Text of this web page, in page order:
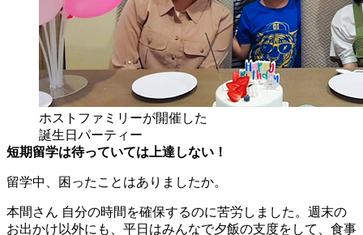
ホストファミリーが開催した
誕生日パーティー
短期留学は待っていては上達しない！
留学中、困ったことはありましたか。
本間さん 自分の時間を確保するのに苦労しました。週末の
お出かけ以外にも、平日はみんなで夕飯の支度をして、食事